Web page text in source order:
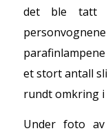
det ble tatt i
personvognene
et stort antall
rundt omkring i
Under foto